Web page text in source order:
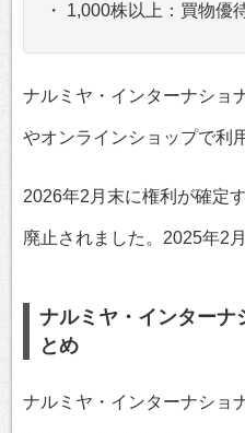
・ 1,000株以上：買物優
ナルミヤ・インターナショ
やオンラインショップで利
2026年2月末に権利が確定
廃止されました。2025年2
ナルミヤ・インターナ
とめ
ナルミヤ・インターナショ